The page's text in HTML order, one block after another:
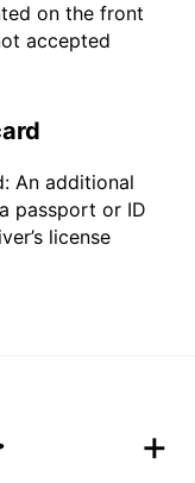
on the front
accepted
An additional
passport or ID
license